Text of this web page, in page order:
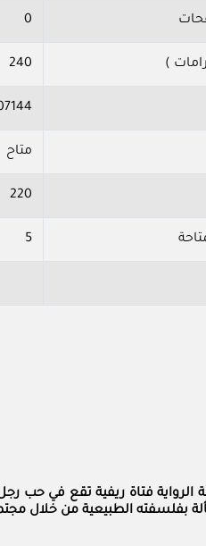
0
)
240
متاح
220
5
فتاة ريفية تقع في حب
بفلسفته الطبيعية من خلال